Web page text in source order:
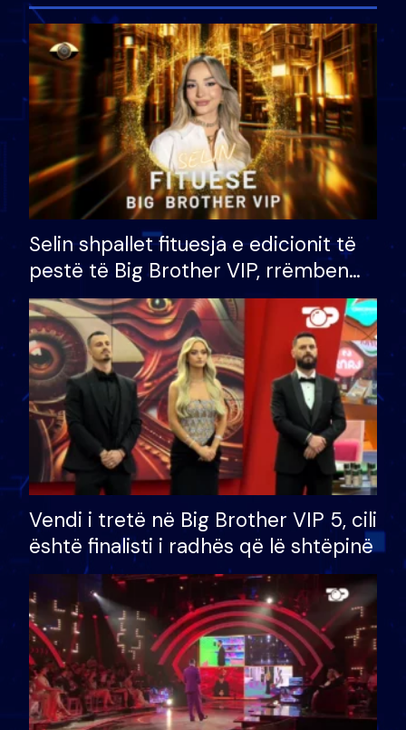
Selin shpallet fituesja e edicionit të
pestë të Big Brother VIP, rrëmben
çmimin e madh prej 100 mijë eurosh
Vendi i tretë në Big Brother VIP 5, cili
është finalisti i radhës që lë shtëpinë